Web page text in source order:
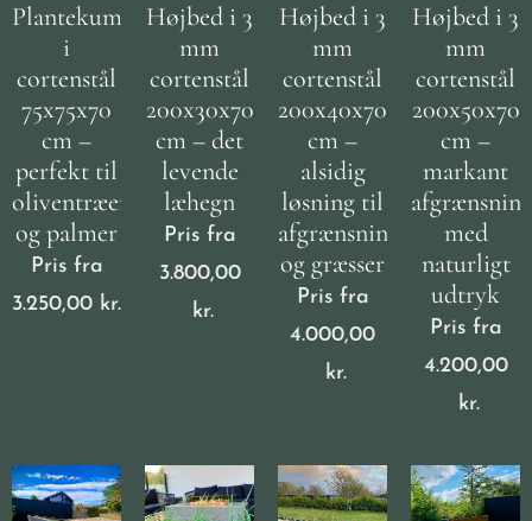
Plantekumme
i
cortenstål
75x75x70
cm –
perfekt til
oliventræer
og palmer
Pris fra
3.250,00 kr.
Højbed i 3
mm
cortenstål
200x30x70
cm – det
levende
læhegn
Pris fra
3.800,00
kr.
Højbed i 3
mm
cortenstål
200x40x70
cm –
alsidig
løsning til
afgrænsning
og græsser
Pris fra
4.000,00
kr.
Højbed i 3
mm
cortenstål
200x50x70
cm –
markant
afgrænsning
med
naturligt
udtryk
Pris fra
4.200,00
kr.